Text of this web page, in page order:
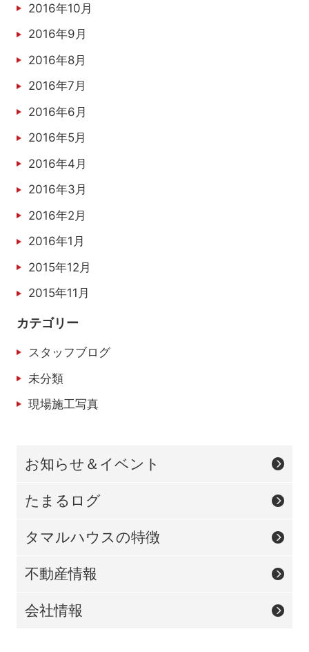
2016年10月
2016年9月
2016年8月
2016年7月
2016年6月
2016年5月
2016年4月
2016年3月
2016年2月
2016年1月
2015年12月
2015年11月
カテゴリー
スタッフブログ
未分類
現場施工写真
お知らせ＆イベント
たまるログ
タマルハウスの特徴
不動産情報
会社情報